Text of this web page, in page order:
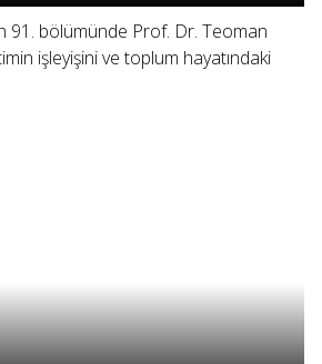
91. bölümünde Prof. Dr. Teoman
işleyişini ve toplum hayatındaki